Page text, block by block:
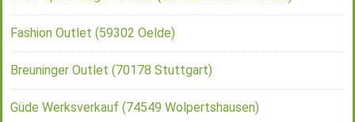
Fashion Outlet (59302 Oelde)
Breuninger Outlet (70178 Stuttgart)
Güde Werksverkauf (74549 Wolpertshausen)